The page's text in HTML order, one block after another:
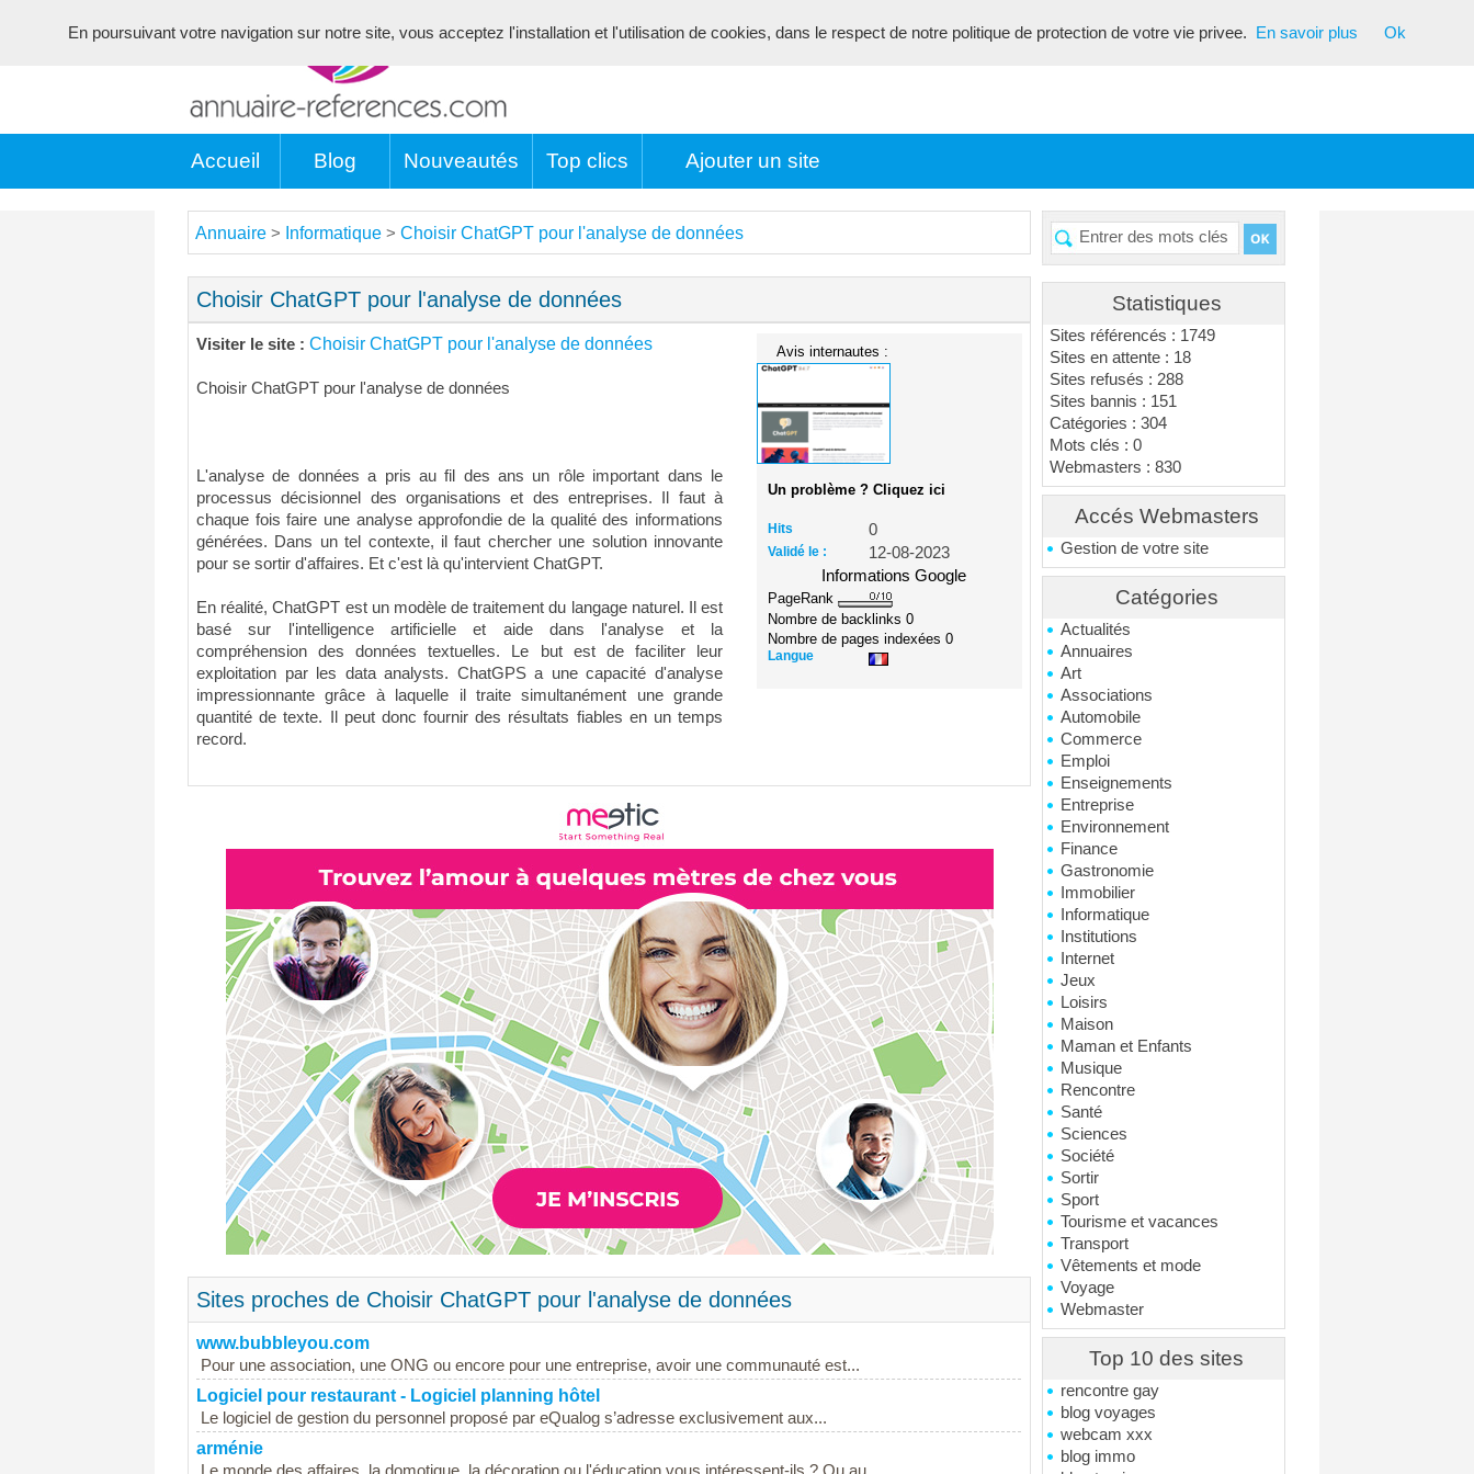
Accueil Blog Nouveautés Top clics Ajouter un site
Statistiques
Sites référencés : 1749
Sites en attente : 18
Sites refusés : 288
Sites bannis : 151
Catégories : 304
Mots clés : 0
Webmasters : 830
Accés Webmasters
Gestion de votre site
Catégories
Actualités
Annuaires
Art
Associations
Automobile
Commerce
Emploi
Enseignements
Entreprise
Environnement
Finance
Gastronomie
Immobilier
Informatique
Institutions
Internet
Jeux
Loisirs
Maison
Maman et Enfants
Musique
Rencontre
Santé
Sciences
Société
Sortir
Sport
Tourisme et vacances
Transport
Vêtements et mode
Voyage
Webmaster
Top 10 des sites
rencontre gay
blog voyages
webcam xxx
blog immo
Annuaire > Informatique > Choisir ChatGPT pour l'analyse de données
Choisir ChatGPT pour l'analyse de données
Visiter le site : Choisir ChatGPT pour l'analyse de données
Choisir ChatGPT pour l'analyse de données
L'analyse de données a pris au fil des ans un rôle important dans le
processus décisionnel des organisations et des entreprises. Il faut à
chaque fois faire une analyse approfondie de la qualité des informations
générées. Dans un tel contexte, il faut chercher une solution innovante
pour se sortir d'affaires. Et c'est là qu'intervient ChatGPT.
En réalité, ChatGPT est un modèle de traitement du langage naturel. Il est
basé sur l'intelligence artificielle et aide dans l'analyse et la
compréhension des données textuelles. Le but est de faciliter leur
exploitation par les data analysts. ChatGPS a une capacité d'analyse
impressionnante grâce à laquelle il traite simultanément une grande
quantité de texte. Il peut donc fournir des résultats fiables en un temps
record.
Avis internautes :
Un problème ? Cliquez ici
Hits 0
Validé le :
12-08-2023
Informations Google
PageRank
Nombre de backlinks0
Nombre de pages indexées0
Langue
Sites proches de Choisir ChatGPT pour l'analyse de données
www.bubbleyou.com
Pour une association, une ONG ou encore pour une entreprise, avoir une communauté est...
Logiciel pour restaurant - Logiciel planning hôtel
Le logiciel de gestion du personnel proposé par eQualog s’adresse exclusivement aux...
arménie
En poursuivant votre navigation sur notre site, vous acceptez l'installation et l'utilisation de cookies, dans le respect de notre politique de protection de votre vie privee. En savoir plus Ok